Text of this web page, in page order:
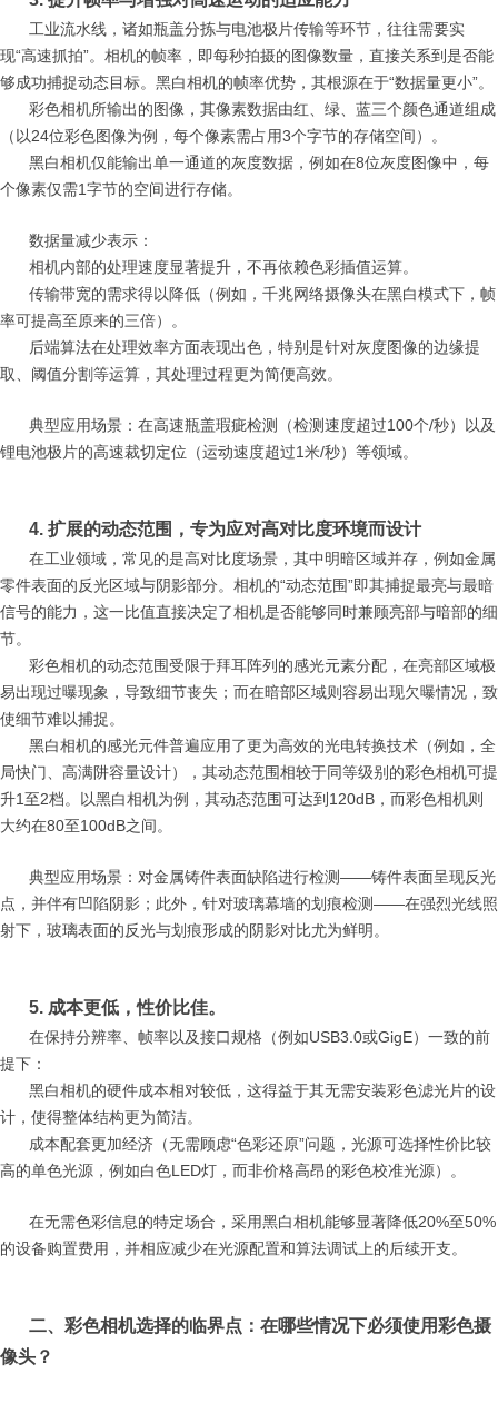
工业流水线，诸如瓶盖分拣与电池极片传输等环节，往往需要实
现“高速抓拍”。相机的帧率，即每秒拍摄的图像数量，直接关系到是否能
够成功捕捉动态目标。黑白相机的帧率优势，其根源在于“数据量更小”。
彩色相机所输出的图像，其像素数据由红、绿、蓝三个颜色通道组成
（以24位彩色图像为例，每个像素需占用3个字节的存储空间）。
黑白相机仅能输出单一通道的灰度数据，例如在8位灰度图像中，每
个像素仅需1字节的空间进行存储。
数据量减少表示：
相机内部的处理速度显著提升，不再依赖色彩插值运算。
传输带宽的需求得以降低（例如，千兆网络摄像头在黑白模式下，帧
率可提高至原来的三倍）。
后端算法在处理效率方面表现出色，特别是针对灰度图像的边缘提
取、阈值分割等运算，其处理过程更为简便高效。
典型应用场景：在高速瓶盖瑕疵检测（检测速度超过100个/秒）以及
锂电池极片的高速裁切定位（运动速度超过1米/秒）等领域。
4. 扩展的动态范围，专为应对高对比度环境而设计
在工业领域，常见的是高对比度场景，其中明暗区域并存，例如金属
零件表面的反光区域与阴影部分。相机的“动态范围”即其捕捉最亮与最暗
信号的能力，这一比值直接决定了相机是否能够同时兼顾亮部与暗部的细
节。
彩色相机的动态范围受限于拜耳阵列的感光元素分配，在亮部区域极
易出现过曝现象，导致细节丧失；而在暗部区域则容易出现欠曝情况，致
使细节难以捕捉。
黑白相机的感光元件普遍应用了更为高效的光电转换技术（例如，全
局快门、高满阱容量设计），其动态范围相较于同等级别的彩色相机可提
升1至2档。以黑白相机为例，其动态范围可达到120dB，而彩色相机则
大约在80至100dB之间。
典型应用场景：对金属铸件表面缺陷进行检测——铸件表面呈现反光
点，并伴有凹陷阴影；此外，针对玻璃幕墙的划痕检测——在强烈光线照
射下，玻璃表面的反光与划痕形成的阴影对比尤为鲜明。
5. 成本更低，性价比佳。
在保持分辨率、帧率以及接口规格（例如USB3.0或GigE）一致的前
提下：
黑白相机的硬件成本相对较低，这得益于其无需安装彩色滤光片的设
计，使得整体结构更为简洁。
成本配套更加经济（无需顾虑“色彩还原”问题，光源可选择性价比较
高的单色光源，例如白色LED灯，而非价格高昂的彩色校准光源）。
在无需色彩信息的特定场合，采用黑白相机能够显著降低20%至50%
的设备购置费用，并相应减少在光源配置和算法调试上的后续开支。
二、彩色相机选择的临界点：在哪些情况下必须使用彩色摄
像头？